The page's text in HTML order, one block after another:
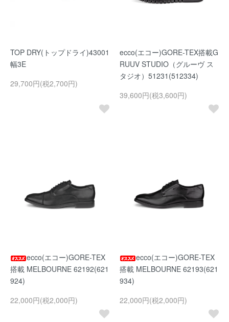
TOP DRY(トップドライ)43001
幅3E
29,700円(税2,700円)
ecco(エコー)GORE-TEX搭載G
RUUV STUDIO（グルーヴ ス
タジオ）51231(512334)
39,600円(税3,600円)
ecco(エコー)GORE-TEX
搭載 MELBOURNE 62192(621
924)
22,000円(税2,000円)
ecco(エコー)GORE-TEX
搭載 MELBOURNE 62193(621
934)
22,000円(税2,000円)